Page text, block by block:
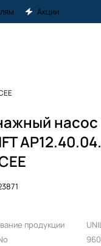
Акции
насос
продукции